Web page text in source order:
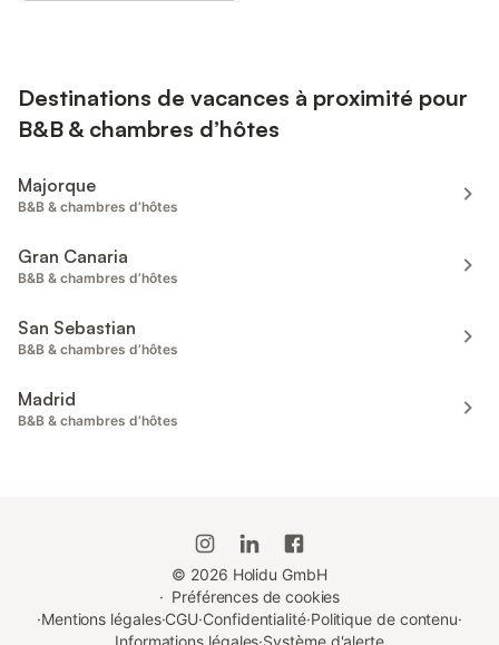
Destinations de vacances à proximité pour
B&B & chambres d’hôtes
Majorque
B&B & chambres d’hôtes
Gran Canaria
B&B & chambres d’hôtes
San Sebastian
B&B & chambres d’hôtes
Madrid
B&B & chambres d’hôtes
© 2026 Holidu GmbH
· Préférences de cookies
·Mentions légales·CGU·Confidentialité·Politique de contenu·
Informations légales·Système d'alerte